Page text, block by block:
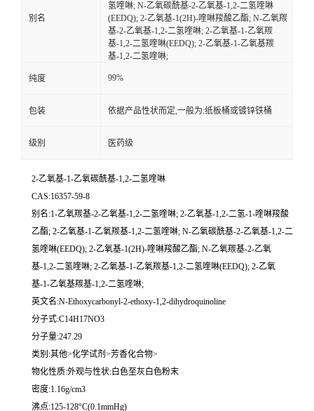
别名
氢喹啉; N-乙氧碳酰基-2-乙氧基-1,2-二氢喹啉
(EEDQ); 2-乙氧基-1(2H)-喹啉羧酸乙酯; N-乙氧羰
基-2-乙氧基-1,2-二氢喹啉; 2-乙氧基-1-乙氧羰
基-1,2-二氢喹啉(EEDQ); 2-乙氧基-1-乙氧基羰
基-1,2-二氢喹啉;
纯度 99%
包装 依据产品性状而定,一般为:纸板桶或镀锌铁桶
级别 医药级
2-乙氧基-1-乙氧碳酰基-1,2-二氢喹啉
CAS:16357-59-8
别名:1-乙氧羰基-2-乙氧基-1,2-二氢喹啉; 2-乙氧基-1,2-二氢-1-喹啉羧酸
乙酯; 2-乙氧基-1-乙氧羰基-1,2-二氢喹啉; N-乙氧碳酰基-2-乙氧基-1,2-二
氢喹啉(EEDQ); 2-乙氧基-1(2H)-喹啉羧酸乙酯; N-乙氧羰基-2-乙氧
基-1,2-二氢喹啉; 2-乙氧基-1-乙氧羰基-1,2-二氢喹啉(EEDQ); 2-乙氧
基-1-乙氧基羰基-1,2-二氢喹啉;
英文名:N-Ethoxycarbonyl-2-ethoxy-1,2-dihydroquinoline
分子式:C14H17NO3
分子量:247.29
类别:其他>化学试剂>芳香化合物>
物化性质:外观与性状:白色至灰白色粉末
密度:1.16g/cm3
沸点:125-128°C(0.1mmHg)